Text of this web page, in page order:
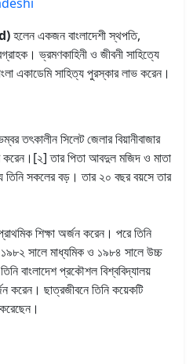
)হলেন একজন বাংলাদেশী স্থপতি,
ভ্রমণকাহিনী ও জীবনী সাহিত্যে
একাডেমি সাহিত্য পুরস্কার লাভ করেন।
তৎকালীন সিলেট জেলার বিয়ানীবাজার
করেন।[২] তার পিতা আবদুল মজিদ ও মাতা
তিনি সকলের বড়। তার ২০ বছর বয়সে তার
শিক্ষা অর্জন করেন। পরে তিনি
সালে মাধ্যমিক ও ১৯৮৪ সালে উচ্চ
বাংলাদেশ প্রকৌশল বিশ্ববিদ্যালয়
করেন। ছাত্রজীবনে তিনি কয়েকটি